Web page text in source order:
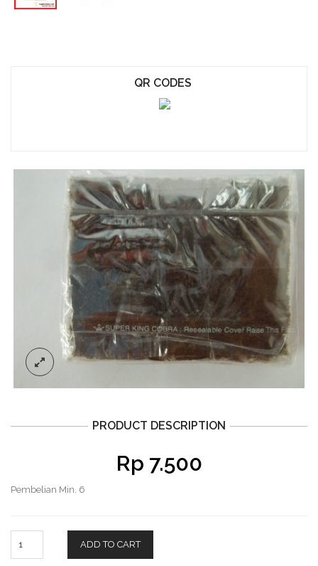
PRODUCT DESCRIPTION
Rp 7.500
Pembelian Min. 6
ADD TO CART
QR CODES